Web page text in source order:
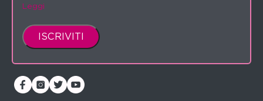
Leggi